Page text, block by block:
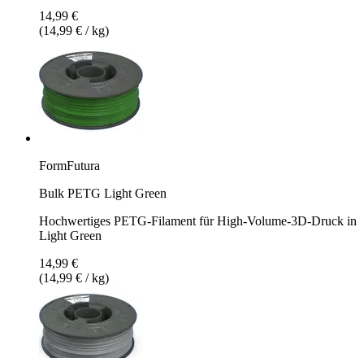
14,99 €
(14,99 € / kg)
FormFutura
Bulk PETG Light Green
Hochwertiges PETG-Filament für High-Volume-3D-Druck in
Light Green
14,99 €
(14,99 € / kg)